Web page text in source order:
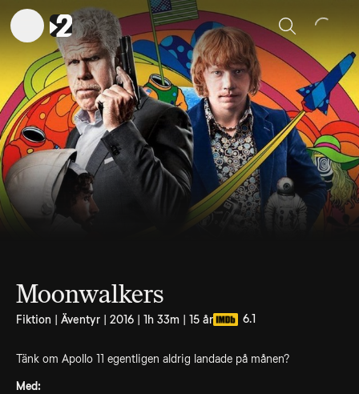
Sök
Moonwalkers
Fiktion | Äventyr | 2016 | 1h 33m | 15 år 6.1
Tänk om Apollo 11 egentligen aldrig landade på månen?
Med: